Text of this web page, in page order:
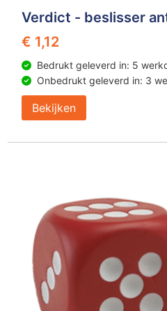
Verdict - beslisser
€ 1,12
Bedrukt geleverd in: 5
Onbedrukt geleverd in: 3
Bekijken